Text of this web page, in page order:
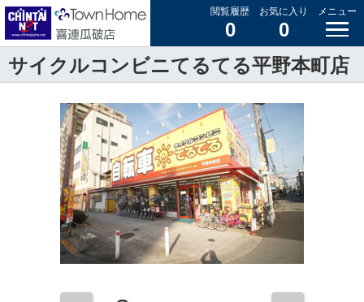
閲覧履歴
0
お気に入り
0
メニュー
サイクルコンビニてるてる平野本町店